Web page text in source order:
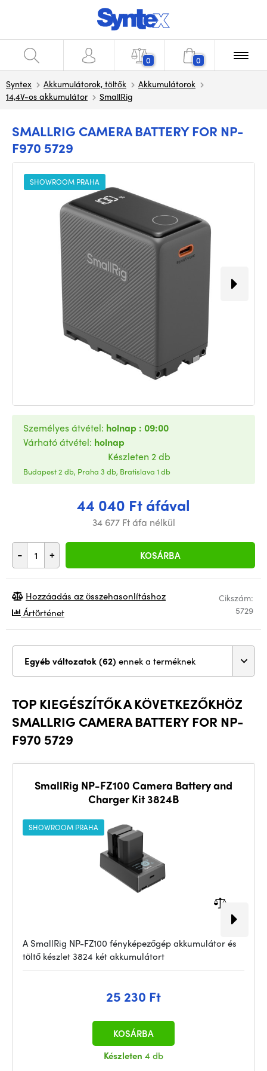
0 0
Syntex Akkumulátorok, töltők
Akkumulátorok
14,4V-os akkumulátor
SmallRig
SMALLRIG CAMERA BATTERY FOR NP-
F970 5729
SHOWROOM PRAHA
44 040 Ft áfával
34 677 Ft áfa nélkül
- + KOSÁRBA
Személyes átvétel: holnap : 09:00
Várható átvétel: holnap
Készleten 2 db
Budapest 2 db, Praha 3 db, Bratislava 1 db
Cikszám:
5729
Hozzáadás az összehasonlításhoz
Ártörténet
Egyéb változatok (62) ennek a terméknek
TOP KIEGÉSZÍTŐK A KÖVETKEZŐKHÖZ
SMALLRIG CAMERA BATTERY FOR NP-
F970 5729
SmallRig NP-FZ100 Camera Battery and
Charger Kit 3824B
SHOWROOM PRAHA
A SmallRig NP-FZ100 fényképezőgép akkumulátor és
töltő készlet 3824 két akkumulátort
25 230 Ft
Készleten 4 db
KOSÁRBA